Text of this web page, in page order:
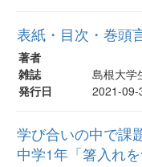
表紙・目次・巻頭
著者
雑誌
島根大学
発行日
2021-09-
学び合いの中で課
中学1年「箸入れ